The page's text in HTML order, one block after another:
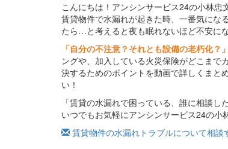
こんにちは！アンシンサービス24の小林忠
賃貸物件で水漏れが起きた時、一番気にな
たら…と考えると夜も眠れないほど不安にな
「自分の不注意？それとも設備の老朽化？」
ングや、加入している火災保険がどこま
決するためのポイントを動画で詳しくまと
い！
「賃貸の水漏れで困っている、誰に相談し
いつでもお気軽にアンシンサービス24の小
賃貸物件の水漏れトラブルについて相談